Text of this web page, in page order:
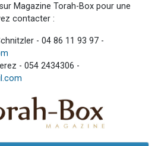
Magazine Torah-Box pour une
contacter :
- 04 86 11 93 97 -
- 054 2434306 -